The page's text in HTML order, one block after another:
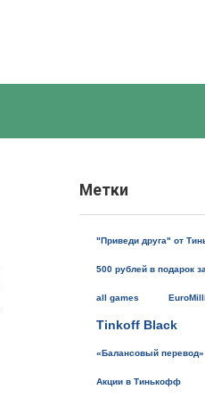
Метки
"Приведи друга" от
500 рублей в подарок
all games
Tinkoff Black
«Балансовый
Акции в Тинькофф